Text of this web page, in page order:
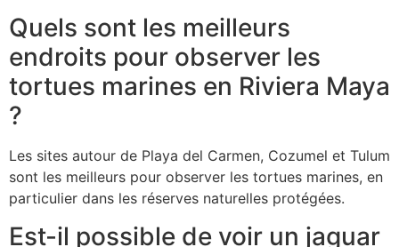
Quels sont les meilleurs
endroits pour observer les
tortues marines en Riviera Maya
?
Les sites autour de Playa del Carmen, Cozumel et Tulum
sont les meilleurs pour observer les tortues marines, en
particulier dans les réserves naturelles protégées.
Est-il possible de voir un jaguar